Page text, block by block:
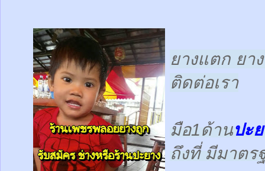
ยางแตก ยา
ติดต่อเรา
มือ1ด้านปะ
ถึงที่ มีมาตร